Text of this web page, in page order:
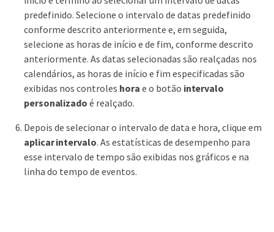
predefinido. Selecione o intervalo de datas predefinido
conforme descrito anteriormente e, em seguida,
selecione as horas de início e de fim, conforme descrito
anteriormente. As datas selecionadas são realçadas nos
calendários, as horas de início e fim especificadas são
exibidas nos controles hora e o botão intervalo
personalizado é realçado.
Depois de selecionar o intervalo de data e hora, clique em
aplicar intervalo. As estatísticas de desempenho para
esse intervalo de tempo são exibidas nos gráficos e na
linha do tempo de eventos.